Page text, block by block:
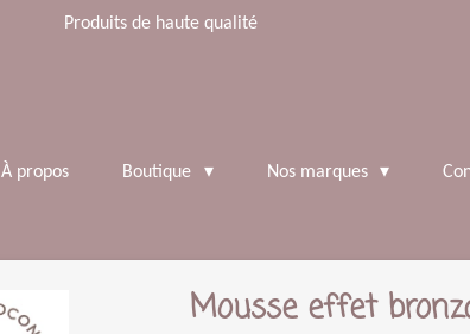
Produits de haute qualité
À propos Boutique Nos marques
Mousse effet